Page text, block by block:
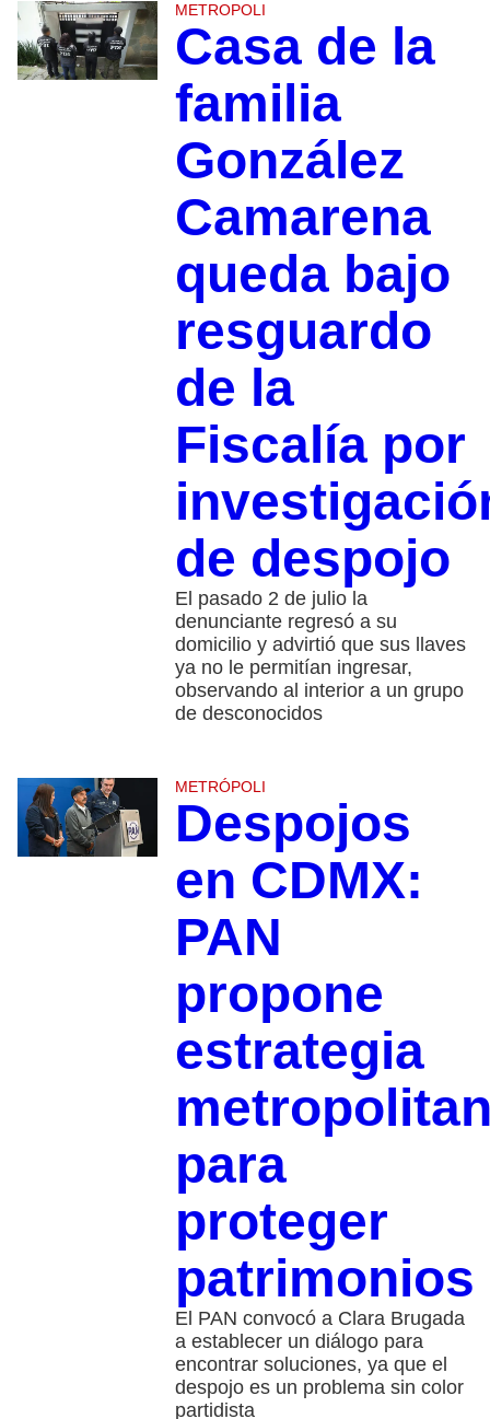
METROPOLI
Casa de la
familia
González
Camarena
queda bajo
resguardo
de la
Fiscalía por
de despojo
El pasado 2 de julio la
denunciante regresó a su
domicilio y advirtió que sus llaves
ya no le permitían ingresar,
observando al interior a un grupo
de desconocidos
METRÓPOLI
Despojos
en CDMX:
PAN
propone
estrategia
para
proteger
patrimonios
El PAN convocó a Clara Brugada
a establecer un diálogo para
encontrar soluciones, ya que el
despojo es un problema sin color
partidista